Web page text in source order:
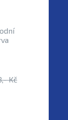
Kč